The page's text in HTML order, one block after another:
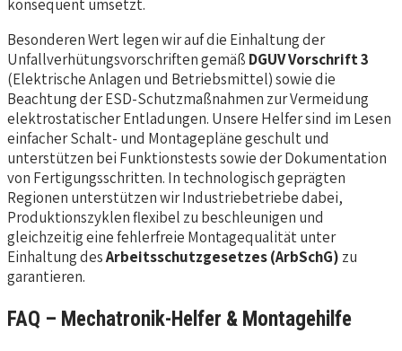
konsequent umsetzt.
Besonderen Wert legen wir auf die Einhaltung der
Unfallverhütungsvorschriften gemäß DGUV Vorschrift 3
(Elektrische Anlagen und Betriebsmittel) sowie die
Beachtung der ESD-Schutzmaßnahmen zur Vermeidung
elektrostatischer Entladungen. Unsere Helfer sind im Lesen
einfacher Schalt- und Montagepläne geschult und
unterstützen bei Funktionstests sowie der Dokumentation
von Fertigungsschritten. In technologisch geprägten
Regionen unterstützen wir Industriebetriebe dabei,
Produktionszyklen flexibel zu beschleunigen und
gleichzeitig eine fehlerfreie Montagequalität unter
Einhaltung desArbeitsschutzgesetzes (ArbSchG) zu
garantieren.
FAQ – Mechatronik-Helfer & Montagehilfe